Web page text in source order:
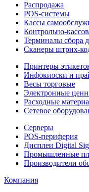
Распродажа
POS-системы
Кассы
Контрольно-
Терминалы сбора
Сканеры штрих-
Принтеры
Инфокиоски и
Весы торговые
Электронные
Расходные
Сетевое
Серверы
POS-периферия
Дисплеи Digital
Промышленные
Производители
Компания